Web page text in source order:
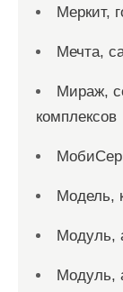
Меркит,
Мечта,
Мираж,
комплексов
Модель,
Модуль,
Модуль,